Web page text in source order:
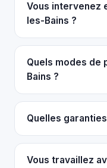
Vous intervenez
les-Bains ?
Quels modes de
Bains ?
Quelles
Vous travaillez